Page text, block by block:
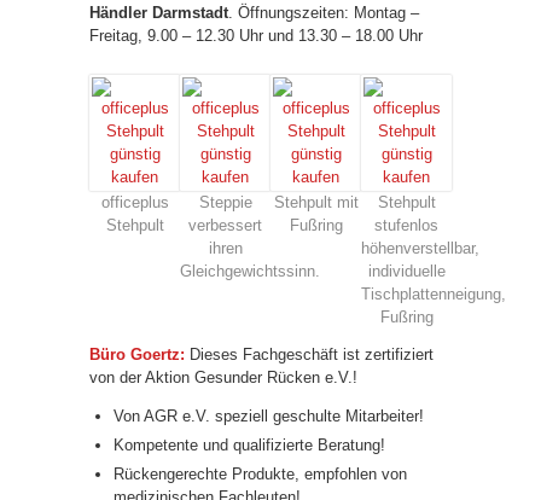
Händler Darmstadt. Öffnungszeiten: Montag –
Freitag, 9.00 – 12.30 Uhr und 13.30 – 18.00 Uhr
officeplus
Stehpult
Steppie
verbessert
ihren
Gleichgewichtssinn.
Stehpult mit
Fußring
Stehpult
stufenlos
höhenverstellbar,
individuelle
Tischplattenneigung,
Fußring
Büro Goertz: Dieses Fachgeschäft ist zertifiziert
von der Aktion Gesunder Rücken e.V.!
Von AGR e.V. speziell geschulte Mitarbeiter!
Kompetente und qualifizierte Beratung!
Rückengerechte Produkte, empfohlen von